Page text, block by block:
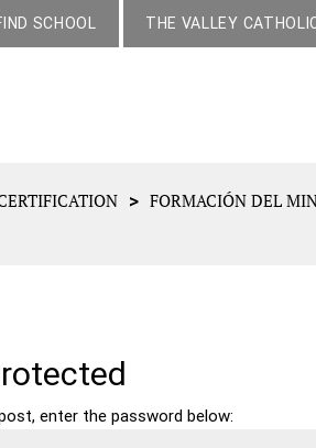
SCHOOL THE VALLEY
> FORMACIÓN DEL
enter the password below: